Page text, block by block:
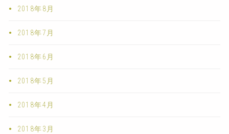
2018年8月
2018年7月
2018年6月
2018年5月
2018年4月
2018年3月